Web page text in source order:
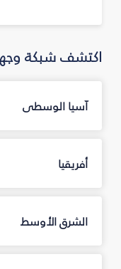
اكتشف شبكة
آسيا الوسطى
أفريقيا
الشرق الأوسط